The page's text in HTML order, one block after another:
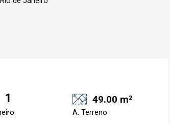
1 49.00 m²
A. Terreno